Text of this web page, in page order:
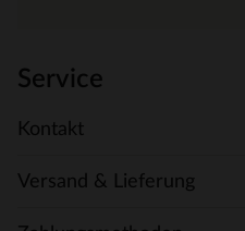
Service
Kontakt
Versand & Lieferung